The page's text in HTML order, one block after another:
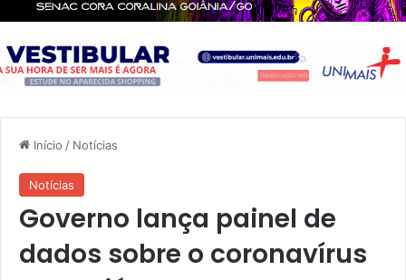
Início / Notícias
Notícias
Governo lança painel de
dados sobre o coronavírus